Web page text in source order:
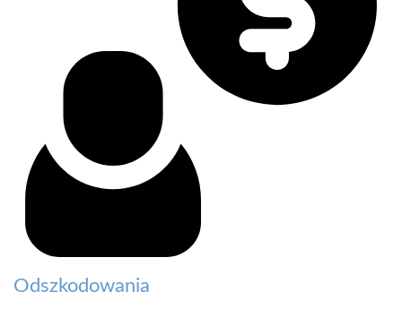
Odszkodowania